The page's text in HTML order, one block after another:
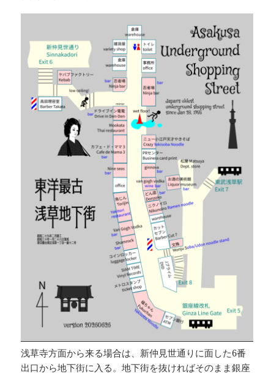
浅草寺方面から来る場合は、新仲見世通りに面した6番
出口から地下街に入る。地下街を抜ければそのまま銀座